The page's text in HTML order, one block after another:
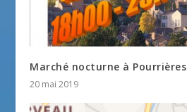
Marché nocturne à Pourrières
20 mai 2019